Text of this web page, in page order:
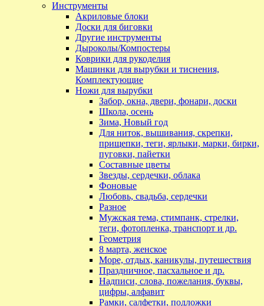
Инструменты
Акриловые блоки
Доски для биговки
Другие инструменты
Дыроколы/Компостеры
Коврики для рукоделия
Машинки для вырубки и тиснения,
Комплектующие
Ножи для вырубки
Забор, окна, двери, фонари, доски
Школа, осень
Зима, Новый год
Для ниток, вышивания, скрепки,
прищепки, теги, ярлыки, марки, бирки,
пуговки, пайетки
Составные цветы
Звезды, сердечки, облака
Фоновые
Любовь, свадьба, сердечки
Разное
Мужская тема, стимпанк, стрелки,
теги, фотопленка, транспорт и др.
Геометрия
8 марта, женское
Море, отдых, каникулы, путешествия
Праздничное, пасхальное и др.
Надписи, слова, пожелания, буквы,
цифры, алфавит
Рамки, салфетки, подложки